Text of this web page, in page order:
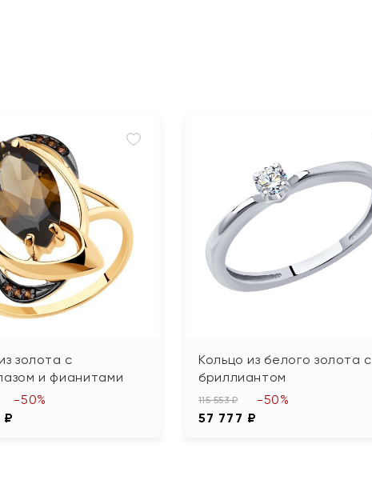
золота с
и фианитами
₽
-50%
Кольцо из белого золота с
бриллиантом
115 553 ₽
57 777 ₽
-50%